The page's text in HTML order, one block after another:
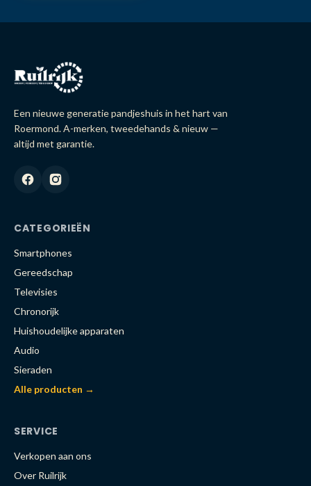
Een nieuwe generatie pandjeshuis in het hart van
Roermond. A-merken, tweedehands & nieuw —
altijd met garantie.
CATEGORIEËN
Smartphones
Gereedschap
Televisies
Chronorijk
Huishoudelijke apparaten
Audio
Sieraden
Alle producten →
SERVICE
Verkopen aan ons
Over Ruilrijk